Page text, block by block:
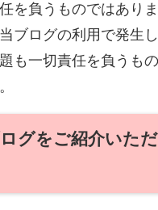
を負うものではありま
ブログの利用で発生
も一切責任を負うも
グをご紹介いた